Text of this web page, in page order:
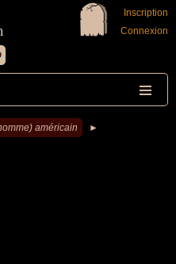
Inscription
Connexion
américain ►